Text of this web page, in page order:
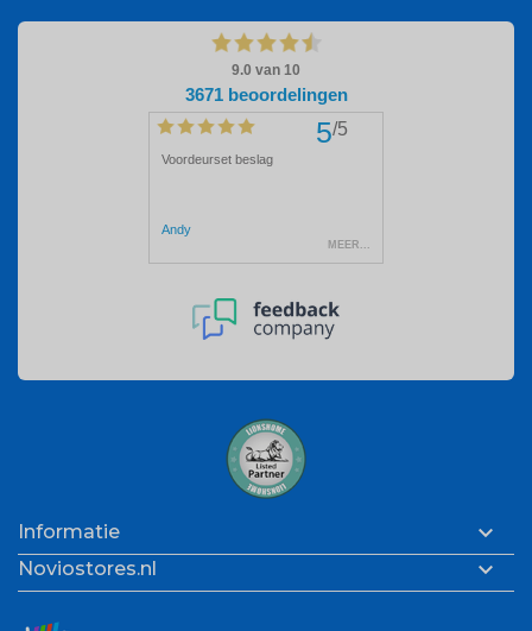
Informatie 
Noviostores.nl 